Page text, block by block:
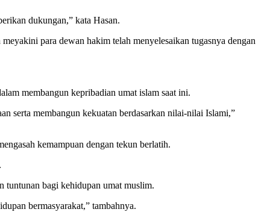
dukungan,” kata Hasan.
para dewan hakim telah menyelesaikan tugasnya dengan
membangun kepribadian umat islam saat ini.
serta membangun kekuatan berdasarkan nilai-nilai Islami,”
kemampuan dengan tekun berlatih.
tuntunan bagi kehidupan umat muslim.
bermasyarakat,” tambahnya.